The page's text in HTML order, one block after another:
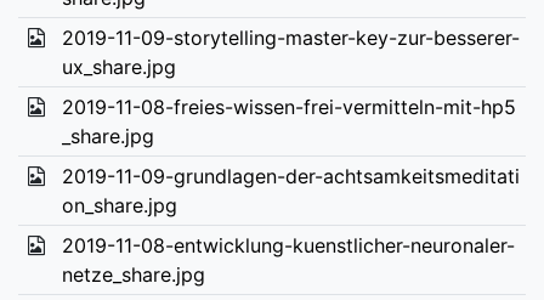
2019-11-09-storytelling-master-key-zur-besserer-
ux_share.jpg
2019-11-08-freies-wissen-frei-vermitteln-mit-hp5
_share.jpg
2019-11-09-grundlagen-der-achtsamkeitsmeditati
on_share.jpg
2019-11-08-entwicklung-kuenstlicher-neuronaler-
netze_share.jpg